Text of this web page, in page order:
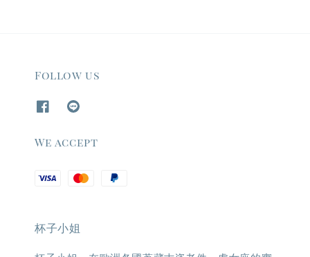
Follow us
We accept
杯子小姐